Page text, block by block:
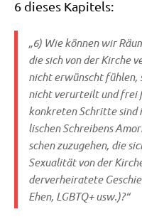
6 die­ses Kapitels:
„6) Wie kön­nen wir
die sich von der Kir­che
nicht erwünscht füh­len,
nicht ver­ur­teilt und frei
kon­kre­ten Schrit­te sind
li­schen Schrei­bens
schen zuzu­ge­hen, die
Sexua­li­tät von der
der­ver­hei­ra­te­te
Ehen, LGBTQ+ usw.)?“